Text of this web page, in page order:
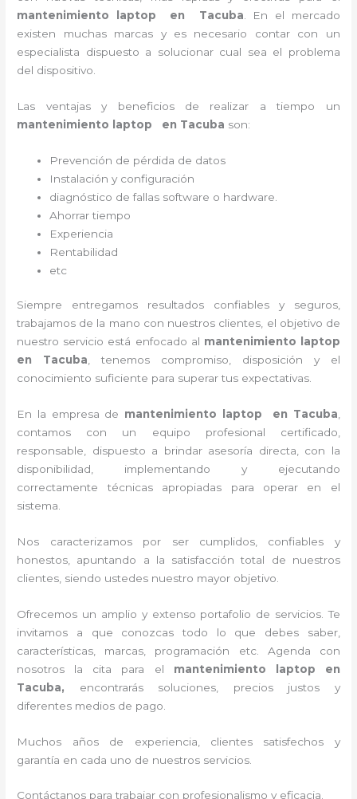
mantenimiento laptop en
Tacuba . En el mercado
existen muchas marcas y es necesario contar con un
especialista dispuesto a solucionar cual sea el problema
del dispositivo.
Las ventajas y beneficios de realizar a tiempo un
mantenimiento laptop en Tacuba son:
Prevención de pérdida de datos
Instalación y configuración
diagnóstico de fallas software o hardware
Ahorrar tiempo
Experiencia
Rentabilidad
etc
Siempre entregamos resultados confiables y seguros,
trabajamos de la mano con nuestros clientes, el objetivo de
nuestro servicio está enfocado al mantenimiento laptop
en Tacuba , tenemos compromiso, disposición y el
conocimiento suficiente para superar tus expectativas.
En la empresa de mantenimiento laptop en Tacuba
contamos con un equipo profesional certificado,
responsable, dispuesto a brindar asesoría directa, con la
disponibilidad, implementando y ejecutando
correctamente técnicas apropiadas para operar en el
sistema.
Nos caracterizamos por ser cumplidos, confiables y
honestos, apuntando a la satisfacción total de nuestros
clientes, siendo ustedes nuestro mayor objetivo.
Ofrecemos un amplio y extenso portafolio de servicios. Te
invitamos a que conozcas todo lo que debes saber,
características, marcas, programación etc. Agenda con
nosotros la cita para el mantenimiento laptop en
Tacuba, encontrarás soluciones, precios justos y
diferentes medios de pago.
Muchos años de experiencia, clientes satisfechos y
garantía en cada uno de nuestros servicios.
Contáctanos para trabajar con profesionalismo y eficacia.